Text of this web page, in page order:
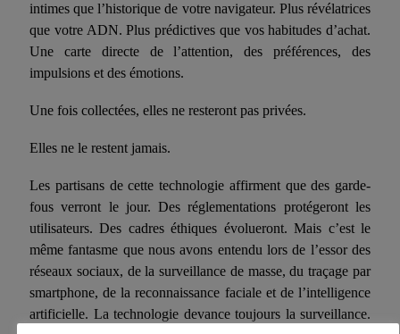
intimes que l’historique de votre navigateur. Plus révélatrices
que votre ADN. Plus prédictives que vos habitudes d’achat.
Une carte directe de l’attention, des préférences, des
impulsions et des émotions.
Une fois collectées, elles ne resteront pas privées.
Elles ne le restent jamais.
Les partisans de cette technologie affirment que des garde-
fous verront le jour. Des réglementations protégeront les
utilisateurs. Des cadres éthiques évolueront. Mais c’est le
même fantasme que nous avons entendu lors de l’essor des
réseaux sociaux, de la surveillance de masse, dutraçage par
smartphone, de la reconnaissance faciale et de l’intelligence
artificielle. La technologie devance toujours la surveillance.